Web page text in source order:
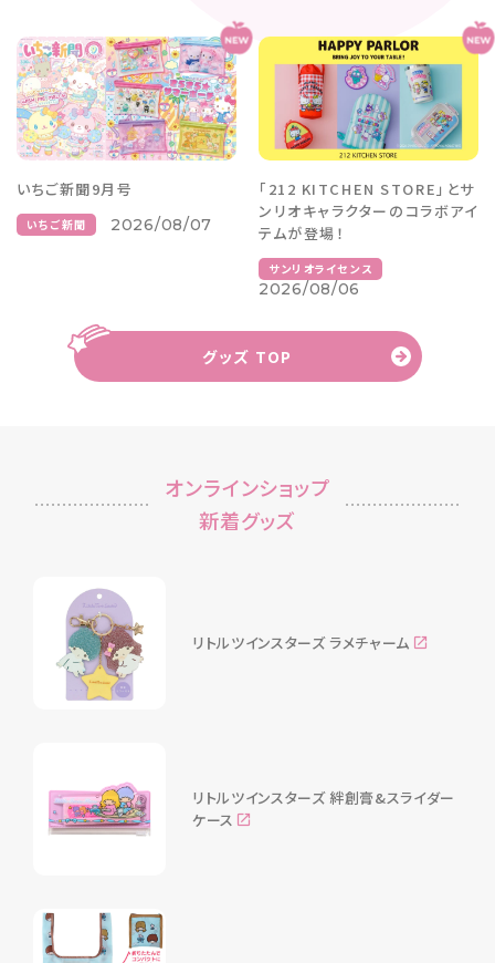
いちご新聞9月号
いちご新聞 2026/08/07
「212 KITCHEN STORE」とサ
ンリオキャラクターのコラボアイ
テムが登場！
サンリオライセンス
2026/08/06
グッズ TOP
オンラインショップ
新着グッズ
リトルツインスターズ ラメチャーム
リトルツインスターズ 絆創膏&スライダー
ケース